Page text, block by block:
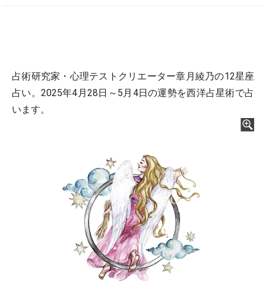
占術研究家・心理テストクリエーター章月綾乃の12星座
占い。2025年4月28日～5月4日の運勢を西洋占星術で占
います。